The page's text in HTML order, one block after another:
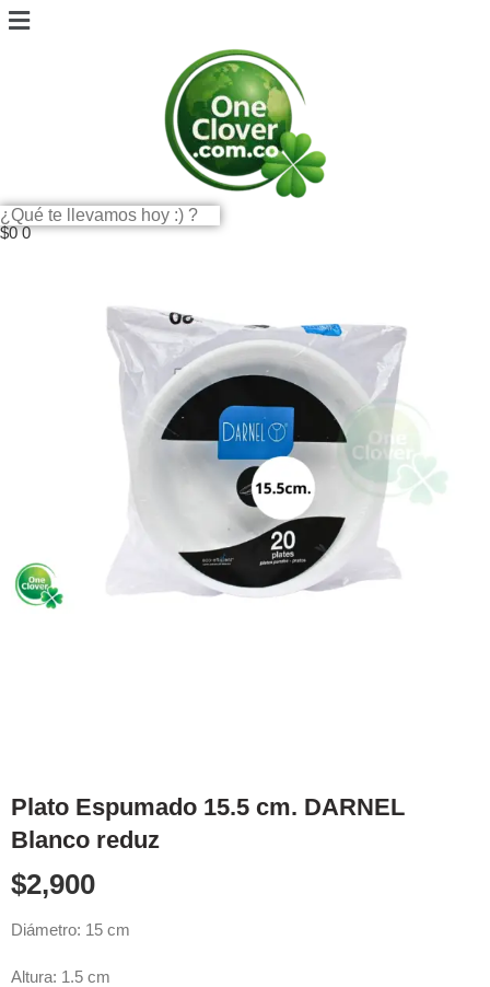
$0 0
Plato Espumado 15.5 cm. DARNEL
Blanco reduz
$2,900
Diámetro: 15 cm
Altura: 1.5 cm